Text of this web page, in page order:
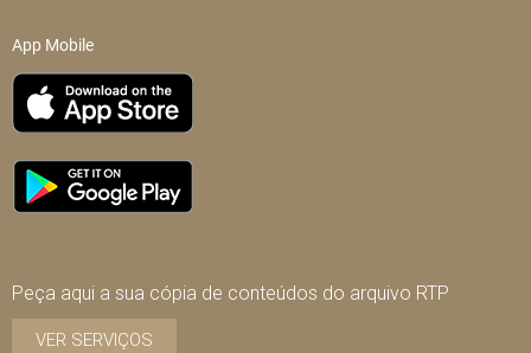
App Mobile
Peça aqui a sua cópia de conteúdos do arquivo RTP
VER SERVIÇOS